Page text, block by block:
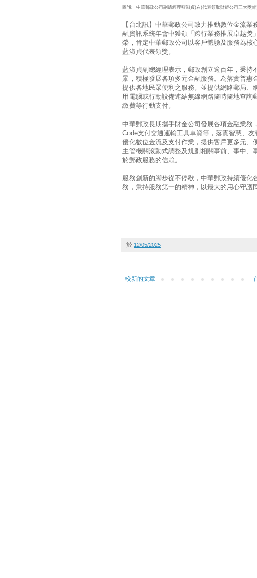
圖說：中華郵政公司副總經理藍淑貞(右)代表領取財經公司三大獎肯
【台北訊】中華郵政公司致力推動數位金流
融資訊系統年會中獲頒「跨行業務推展卓越
榮，肯定中華郵政公司以客戶體驗及服務為
藍淑貞代表領獎。
藍淑貞副總經理表示，郵政創立逾百年，秉
景，積極發展各項多元金融服務。為落實普惠
提供各地民眾便利之服務。並提供網路郵局
用電腦或行動設備連結無線網路隨時隨地查詢
繳費等行動支付。
中華郵政長期攜手財金公司發展各項金融業
Code支付交通運輸工具車資等，落實智慧、
優化數位金流及支付作業，提供客戶更多元
主管機關滾動式調整及規劃相關事前、事中
於郵政服務的信賴。
服務創新的腳步從不停歇，中華郵政持續優
務，秉持服務第一的精神，以最大的用心守護
於 12/05/2025
較新的文章